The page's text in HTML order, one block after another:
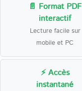
📄 Format PDF
interactif
Lecture facile sur
mobile et PC
⚡ Accès
instantané